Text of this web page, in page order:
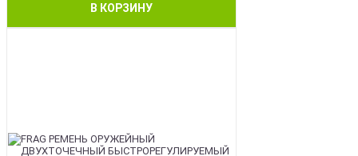
В КОРЗИНУ